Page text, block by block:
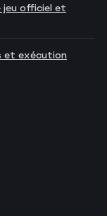
jeu officiel et
et exécution